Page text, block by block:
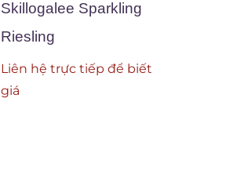
Skillogalee Sparkling
Riesling
Liên hệ trực tiếp để biết
giá